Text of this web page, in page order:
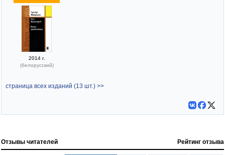
2014 г.
(белорусский)
страница всех изданий (13 шт.) >>
Отзывы читателей Рейтинг отзыва